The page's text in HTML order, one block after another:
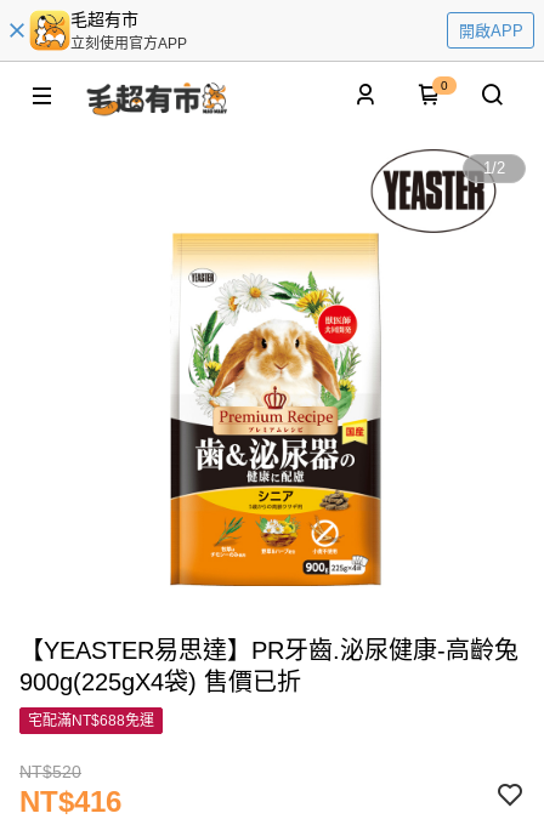
毛超有市
立刻使用官方APP
開啟APP
0
1/2
【YEASTER易思達】PR牙齒.泌尿健康-高齡兔
900g(225gX4袋) 售價已折
宅配滿NT$688免運
NT$520
NT$416